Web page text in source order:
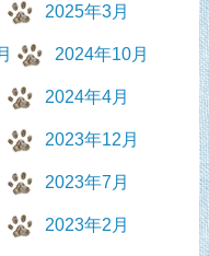
2025年3月
2024年10月
2024年4月
2023年12月
2023年7月
2023年2月